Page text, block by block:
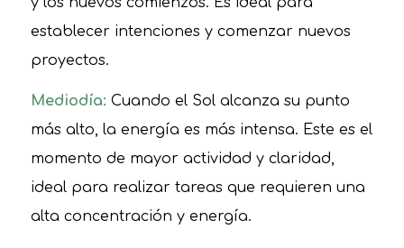
establecer intenciones y comenzar nuevos
proyectos.
Mediodía: Cuando el Sol alcanza su punto
más alto, la energía es más intensa. Este es el
momento de mayor actividad y claridad,
ideal para realizar tareas que requieren una
alta concentración y energía.